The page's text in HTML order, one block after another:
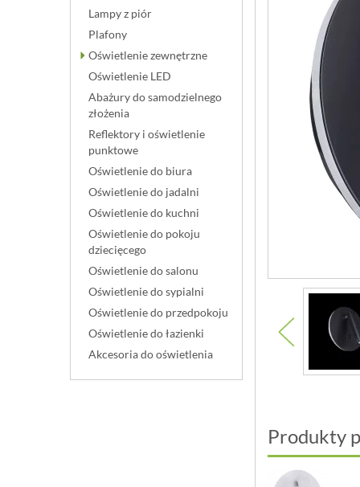
Lampy z piór
Plafony
Oświetlenie zewnętrzne
Oświetlenie LED
Abażury do samodzielnego
złożenia
Reflektory i oświetlenie
punktowe
Oświetlenie do biura
Oświetlenie do jadalni
Oświetlenie do kuchni
Oświetlenie do pokoju
dziecięcego
Oświetlenie do salonu
Oświetlenie do sypialni
Oświetlenie do przedpokoju
Oświetlenie do łazienki
Akcesoria do oświetlenia
Produkty